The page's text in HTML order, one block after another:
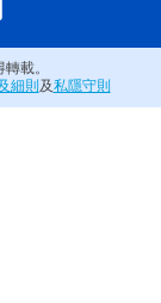
載。
細則 及私隱守則